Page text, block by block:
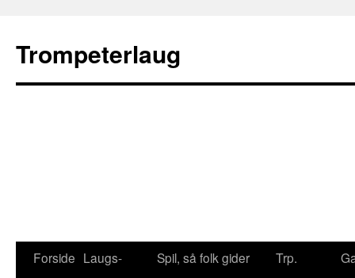
Trompeterlaug
Hop
Forside Laugs-
Spil, så folk gider
Trp.